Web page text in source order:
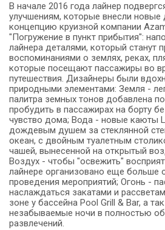
В начале 2016 года лайнер
улучшениям, которые внесли
концепцию круизной компании
"Погружение в пункт прибытия":
лайнера деталями, который станут
воспоминаниями о землях, реках,
которые посещают пассажиры во
путешествия. Дизайнеры были
природными элементами: Земля -
палитра земных тонов добавлена
пробудить в пассажирах на борту
чувство дома; Вода - новые каюты
дождевым душем за стеклянной
океан, с двойным туалетным
чашей, вынесенной на открытый
Воздух - чтобы "освежить"
лайнере организовано еще больше
проведения мероприятий; Огонь -
наслаждаться закатами и
зоне у бассейна Pool Grill & Bar, а
незабываемые ночи в полностью
развлечений.